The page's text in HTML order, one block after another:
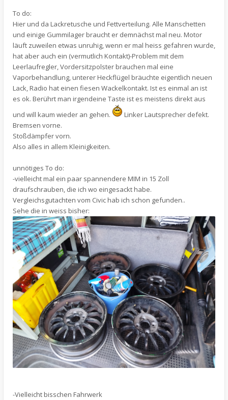
To do:
Hier und da Lackretusche und Fettverteilung. Alle Manschetten
und einige Gummilager braucht er demnächst mal neu. Motor
läuft zuweilen etwas unruhig, wenn er mal heiss gefahren wurde,
hat aber auch ein (vermutlich Kontakt)-Problem mit dem
Leerlaufregler, Vordersitzpolster brauchen mal eine
Vaporbehandlung, unterer Heckflügel bräuchte eigentlich neuen
Lack, Radio hat einen fiesen Wackelkontakt. Ist es einmal an ist
es ok. Berührt man irgendeine Taste ist es meistens direkt aus
und will kaum wieder an gehen.
Linker Lautsprecher defekt.
Bremsen vorne.
Stoßdämpfer vorn.
Also alles in allem Kleinigkeiten.
unnötiges To do:
-vielleicht mal ein paar spannendere MIM in 15 Zoll
draufschrauben, die ich wo eingesackt habe.
Vergleichsgutachten vom Civic hab ich schon gefunden..
Sehe die in weiss bisher:
-Vielleicht bisschen Fahrwerk